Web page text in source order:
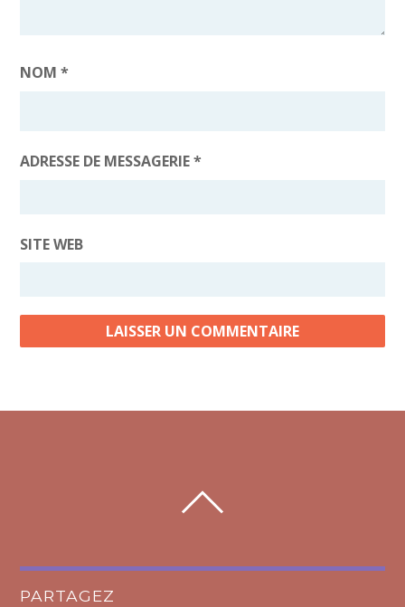
NOM*
ADRESSE DE MESSAGERIE*
SITE WEB
PARTAGEZ